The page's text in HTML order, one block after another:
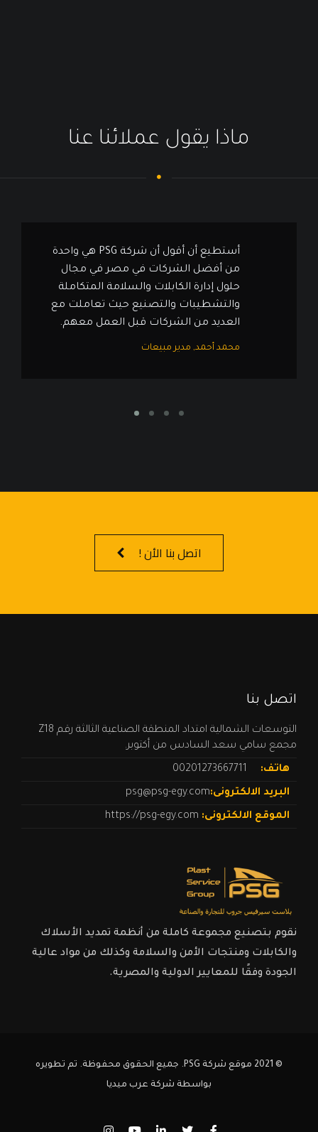
ماذا يقول عملائنا عنا
أستطيع أن أقول أن شركة PSG هي واحدة
من أفضل الشركات في مصر في مجال
حلول إدارة الكابلات والسلامة المتكاملة
والتشطيبات والتصنيع حيث تعاملت مع
العديد من الشركات قبل العمل معهم.
محمد أحمد, مدير مبيعات
اتصل بنا الأن !
اتصل بنا
التوسعات الشمالية امتداد المنطقة الصناعية الثالثة رقم Z18
مجمع سامي سعد السادس من أكتوبر.
هاتف: 00201273667711
البريد الالكترونى:psg@psg-egy.com
الموقع الالكترونى:
نقوم بتصنيع مجموعة كاملة من أنظمة تمديد الأسلاك
والكابلات ومنتجات الأمن والسلامة وكذلك من مواد عالية
الجودة وفقًا للمعايير الدولية والمصرية.
© 2021 موقع شركة PSG. جميع الحقوق محفوظة. تم تطويره
بواسطة شركة عرب ميديا